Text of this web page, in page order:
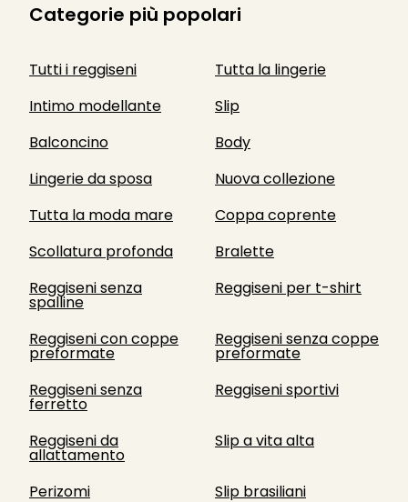
Categorie più popolari
Tutti i reggiseni
Tutta la lingerie
Intimo modellante
Slip
Balconcino
Body
Lingerie da sposa
Nuova collezione
Tutta la moda mare
Coppa coprente
Scollatura profonda
Bralette
Reggiseni senza
spalline
Reggiseni per t-shirt
Reggiseni con coppe
preformate
Reggiseni senza coppe
preformate
Reggiseni senza
ferretto
Reggiseni sportivi
Reggiseni da
allattamento
Slip a vita alta
Perizomi
Slip brasiliani